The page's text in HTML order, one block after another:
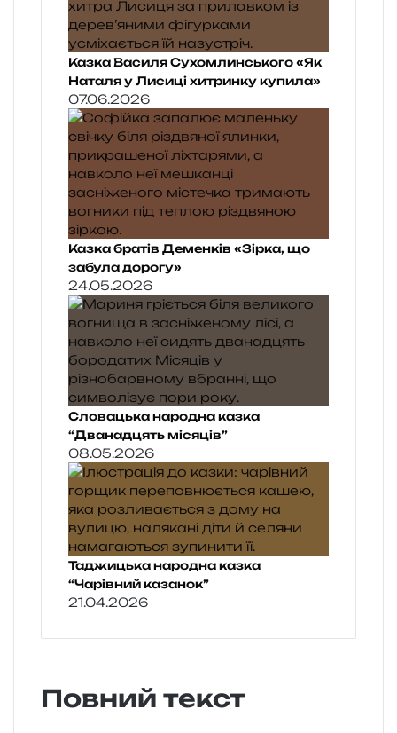
Казка Василя Сухомлинського «Як
Наталя у Лисиці хитринку купила»
07.06.2026
Казка братів Деменків «Зірка, що
забула дорогу»
24.05.2026
Словацька народна казка
“Дванадцять місяців”
08.05.2026
Таджицька народна казка
“Чарівний казанок”
21.04.2026
Повний текст